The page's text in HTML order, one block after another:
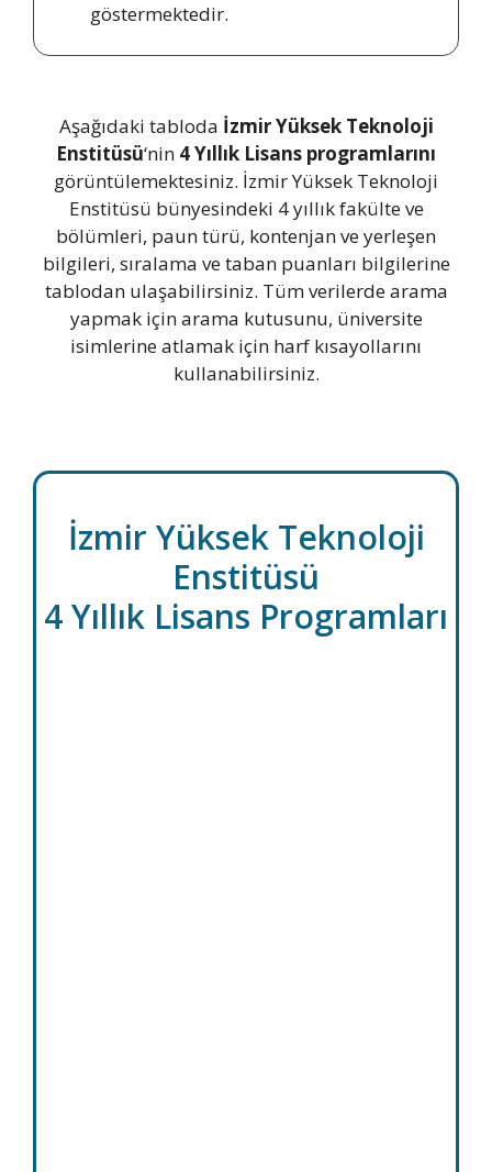
göstermektedir.
Aşağıdaki tabloda İzmir Yüksek Teknoloji
Enstitüsü‘nin 4 Yıllık Lisans programlarını
görüntülemektesiniz. İzmir Yüksek Teknoloji
Enstitüsü bünyesindeki 4 yıllık fakülte ve
bölümleri, paun türü, kontenjan ve yerleşen
bilgileri, sıralama ve taban puanları bilgilerine
tablodan ulaşabilirsiniz. Tüm verilerde arama
yapmak için arama kutusunu, üniversite
isimlerine atlamak için harf kısayollarını
kullanabilirsiniz.
İzmir Yüksek Teknoloji
Enstitüsü
4 Yıllık Lisans Programları